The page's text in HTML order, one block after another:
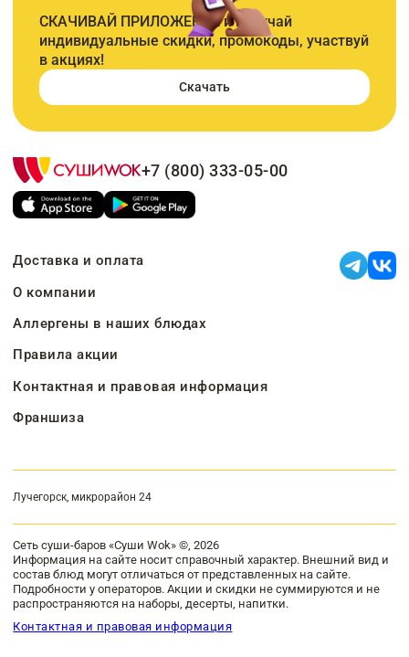
СКАЧИВАЙ ПРИЛОЖЕНИЕ и получай
индивидуальные скидки, промокоды, участвуй
в акциях!
Скачать
+7 (800) 333-05-00
Доставка и оплата
О компании
Аллергены в наших блюдах
Правила акции
Контактная и правовая информация
Франшиза
Лучегорск, микрорайон 24
Сеть суши-баров «Суши Wok» ©, 2026
Информация на сайте носит справочный характер. Внешний вид и
состав блюд могут отличаться от представленных на сайте.
Подробности у операторов. Акции и скидки не суммируются и не
распространяются на наборы, десерты, напитки.
Контактная и правовая информация